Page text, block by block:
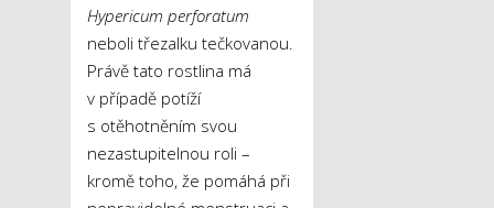
Hypericum perforatum
neboli třezalku tečkovanou.
Právě tato rostlina má
v případě potíží
s otěhotněním svou
nezastupitelnou roli –
kromě toho, že pomáhá při